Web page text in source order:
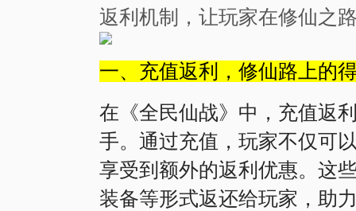
返利机制，让玩家在修仙之
一、充值返利，修仙路上的
在《全民仙战》中，充值返
手。通过充值，玩家不仅可
享受到额外的返利优惠。这
装备等形式返还给玩家，助